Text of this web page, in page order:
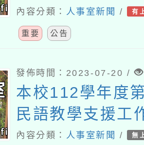
6招)
內容分類： 人事室新聞 / 有
重要 公告
發佈時間：2023-07-20 /
本校112學年度
民語教學支援工
次招考)錄取公告
內容分類： 人事室新聞 / 無